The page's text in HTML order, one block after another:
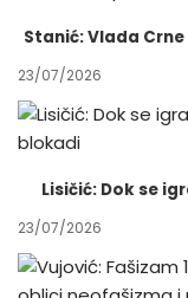
Stanić: Vlada
23/07/2026
Lisičić: Dok se
23/07/2026